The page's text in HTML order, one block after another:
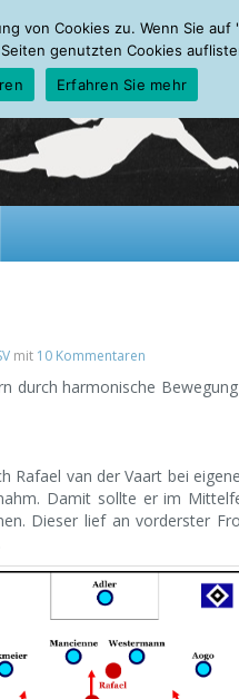
mit 10 Kommentaren
durch harmonische
Rafael van der Vaart bei
Damit sollte er im
Dieser lief an vorderster
von Cookies zu. Wenn Sie
genutzten Cookies
Erfahren Sie mehr